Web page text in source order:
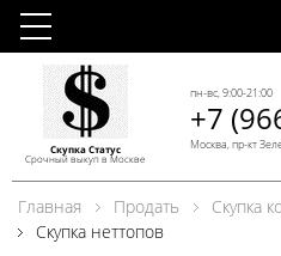
Скупка Статус
Срочный выкуп в Москве
пн-вс, 9:00-21:00
+7
Москва, пр-кт
Главная Продать
Скупка
Скупка неттопов